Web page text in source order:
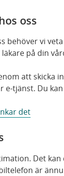
oss
behöver vi
på din
att skicka
e-tjänst. Du
det
Det
är